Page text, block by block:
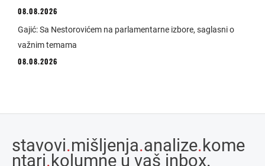
08.08.2026
Gajić: Sa Nestorovićem na parlamentarne izbore, saglasni o
važnim temama
08.08.2026
stavovi.mišljenja.analize.kome
ntari.kolumne u vaš inbox.